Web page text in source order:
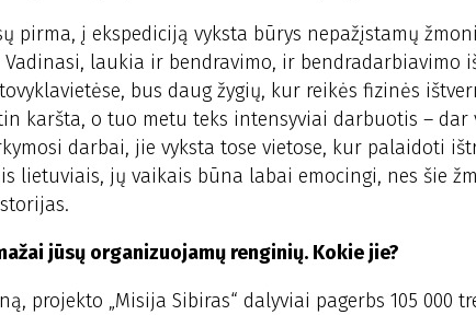
pirma, į ekspediciją vyksta būrys nepažįstamų
laukia ir bendravimo, ir bendradarbiavimo
bus daug žygių, kur reikės fizinės
karšta, o tuo metu teks intensyviai darbuotis – dar
darbai, jie vyksta tose vietose, kur palaidoti
lietuviais, jų vaikais būna labai emocingi, nes šie
jūsų organizuojamų renginių. Kokie jie?
projekto „Misija Sibiras“ dalyviai pagerbs 105 000